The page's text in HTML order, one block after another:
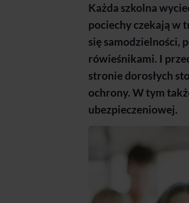
Każda szkolna
pociechy czekają w
się samodzielności,
rówieśnikami. I
stronie dorosłych
ochrony. W tym
ubezpieczeniowej.